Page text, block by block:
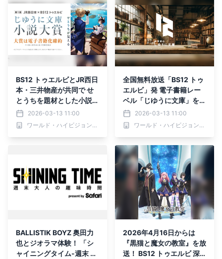
（火）夕方4時～ BS12
トゥエルビで放送スタート
BS12 トゥエルビとJR西日
本・三井物産が共同で せ
とうちを題材とした小説大
賞を開催2026-03-13 11:00
ワールド・ハイビジョン・チャンネル株式会社
全国無料放送「BS12 トゥ
エルビ」発 電子書籍レー
ベル「じゆうに文庫」を3
月13日（金）オープン
2026-03-13 11:00
ワールド・ハイビジョン・チャンネル株式会社
BALLISTIK BOYZ 奥田力
也とジオラマ体験！ 「シ
ャイニングタイム-週末 大
2026年4月16日からは
『黒猫と魔女の教室』を放
送！ BS12 トゥエルビ 深